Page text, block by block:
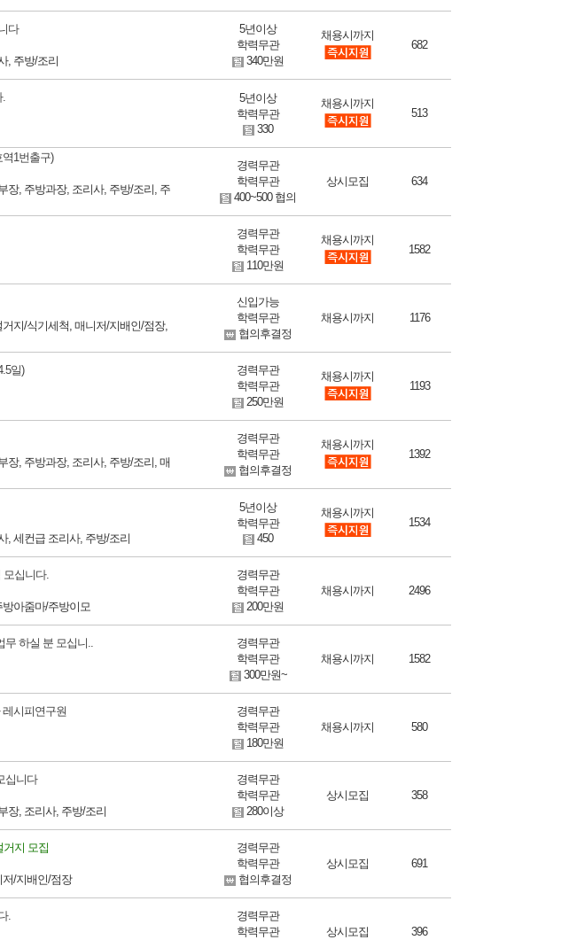
다
, 주방/조리
5년이상
학력무관
340만원
채용시까지
682
.
5년이상
학력무관
330
채용시까지
513
1번출구)
장, 주방과장, 조리사, 주방/조리, 주
경력무관
학력무관
400~500 협의
상시모집 634
경력무관
학력무관
110만원
채용시까지
1582
지/식기세척, 매니저/지배인/점장,
신입가능
학력무관
협의후결정
채용시까지 1176
일)
경력무관
학력무관
250만원
채용시까지
1193
장, 주방과장, 조리사, 주방/조리, 매
경력무관
학력무관
협의후결정
채용시까지
1392
, 세컨급 조리사, 주방/조리
5년이상
학력무관
450
채용시까지
1534
모십니다.
아줌마/주방이모
경력무관
학력무관
200만원
채용시까지 2496
무 하실 분 모십니..
경력무관
학력무관
300만원~
채용시까지 1582
시피연구원
경력무관
학력무관
180만원
채용시까지 580
십니다
장, 조리사, 주방/조리
경력무관
학력무관
280이상
상시모집 358
거지 모집
/지배인/점장
경력무관
학력무관
협의후결정
상시모집 691
.
경력무관
학력무관
상시모집 396